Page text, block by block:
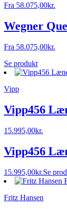
Fra 58.075,00kr.
Wegner
Fra 58.075,00kr.
Se produkt
Vipp
Vipp456
15.995,00kr.
Vipp456
15.995,00kr.Se
Fritz Hansen